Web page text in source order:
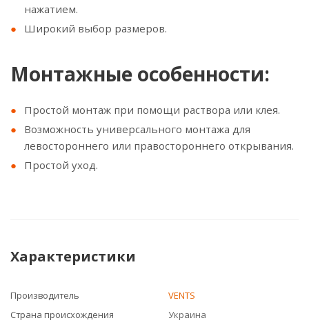
нажатием.
Широкий выбор размеров.
Монтажные особенности:
Простой монтаж при помощи раствора или клея.
Возможность универсального монтажа для
левостороннего или правостороннего открывания.
Простой уход.
Характеристики
Производитель
VENTS
Страна происхождения
Украина